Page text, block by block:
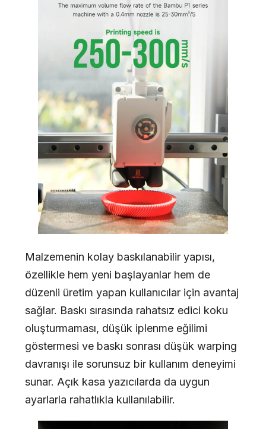
Malzemenin kolay baskılanabilir yapısı,
özellikle hem yeni başlayanlar hem de
düzenli üretim yapan kullanıcılar için avantaj
sağlar. Baskı sırasında rahatsız edici koku
oluşturmaması, düşük iplenme eğilimi
göstermesi ve baskı sonrası düşük warping
davranışı ile sorunsuz bir kullanım deneyimi
sunar. Açık kasa yazıcılarda da uygun
ayarlarla rahatlıkla kullanılabilir.